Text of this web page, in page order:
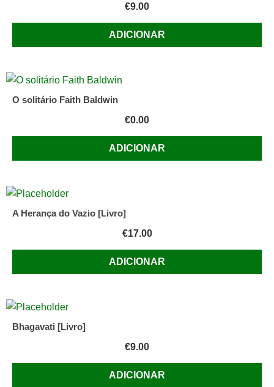
€9.00
ADICIONAR
O solitário Faith Baldwin
€0.00
ADICIONAR
A Herança do Vazio [Livro]
€17.00
ADICIONAR
Bhagavati [Livro]
€9.00
ADICIONAR